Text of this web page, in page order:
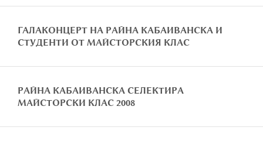
ГАЛАКОНЦЕРТ НА РАЙНА КАБАИВАНСКА И
СТУДЕНТИ ОТ МАЙСТОРСКИЯ КЛАС
РАЙНА КАБАИВАНСКА СЕЛЕКТИРА
МАЙСТОРСКИ КЛАС 2008